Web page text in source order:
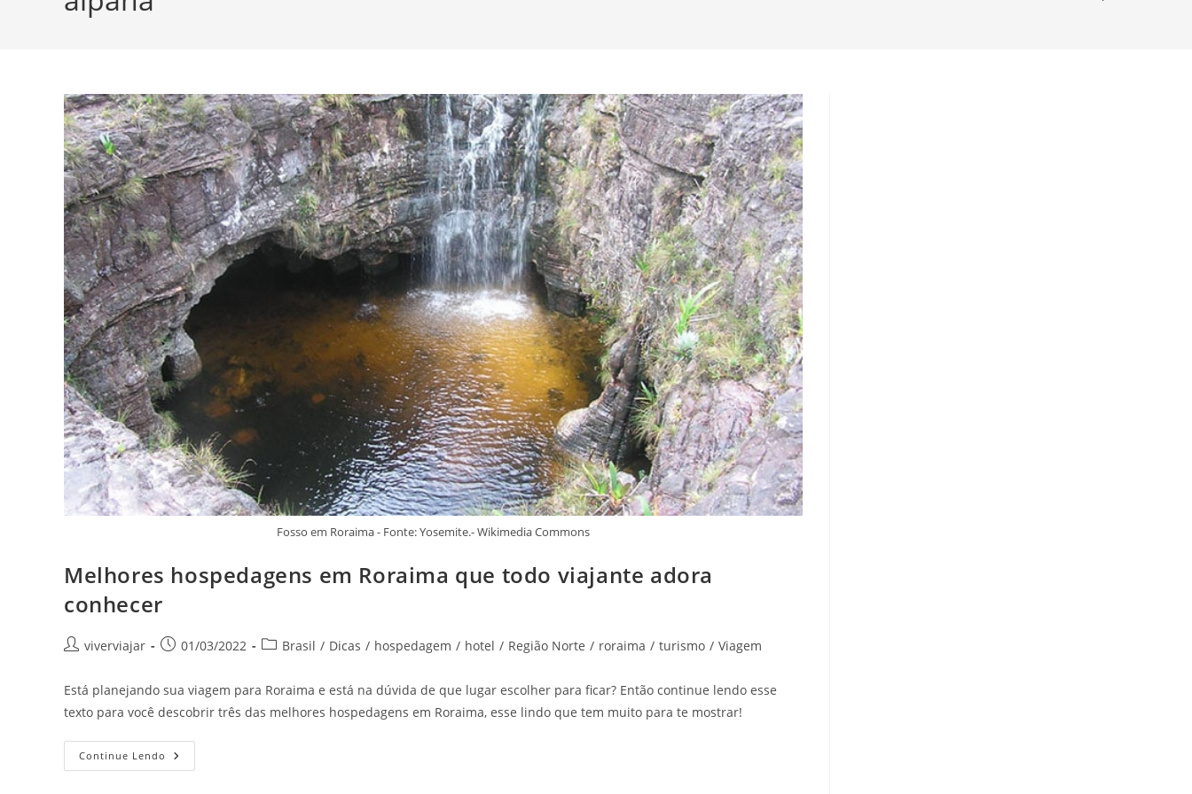
Fosso em Roraima - Fonte: Yosemite.- Wikimedia Commons
Melhores hospedagens em Roraima que todo viajante adora
conhecer
Autor
post:
viverviajar
Post01/03/2022
Categoria
Brasil / Dicas / hospedagem / hotel / Região Norte / roraima / turismo / Viagem
Está planejando sua viagem para Roraima e está na dúvida de que lugar escolher para ficar? Então continue lendo esse
texto para você descobrir três das melhores hospedagens em Roraima, esse lindo que tem muito para te mostrar!
Continue Lendo Melhores
Hospedagens